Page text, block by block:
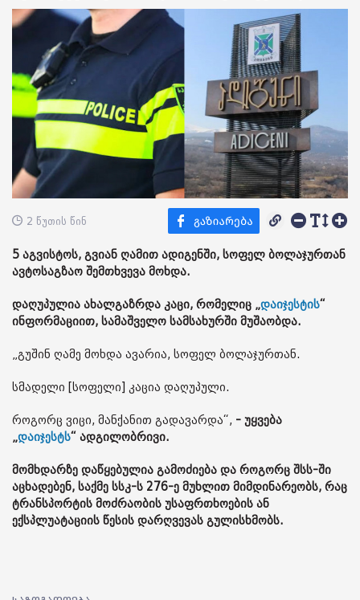
2 წუთის წინ
5 აგვისტოს, გვიან ღამით ადიგენში, სოფელ ბოლაჯურთან
ავტოსაგზაო შემთხვევა მოხდა.
დაღუპულია ახალგაზრდა კაცი, რომელიც „დაიჯესტის“
ინფორმაციით, სამაშველო სამსახურში მუშაობდა.
„გუშინ ღამე მოხდა ავარია, სოფელ ბოლაჯურთან.
სმადელი [სოფელი] კაცია დაღუპული.
როგორც ვიცი, მანქანით გადავარდა“, - უყვება
„დაიჯესტს“ ადგილობრივი.
მომხდარზე დაწყებულია გამოძიება და როგორც შსს-ში
აცხადებენ, საქმე სსკ-ს 276-ე მუხლით მიმდინარეობს, რაც
ტრანსპორტის მოძრაობის უსაფრთხოების ან
ექსპლუატაციის წესის დარღვევას გულისხმობს.